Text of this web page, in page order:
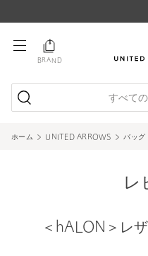
BRAND
すべて
ホーム UNITED ARROWS バッグ
レ
＜hALON＞レ